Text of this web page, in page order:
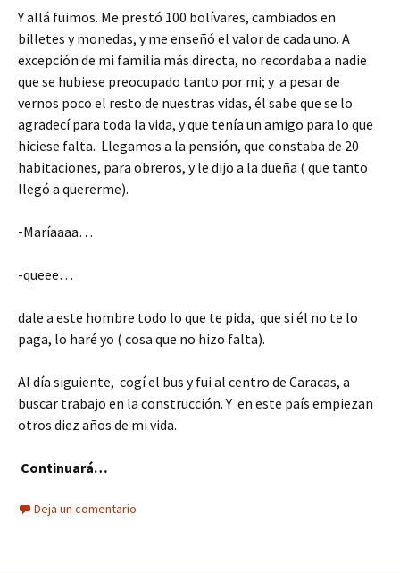
Y allá fuimos. Me prestó 100 bolívares, cambiados en
billetes y monedas, y me enseñó el valor de cada uno. A
excepción de mi familia más directa, no recordaba a nadie
que se hubiese preocupado tanto por mi; y a pesar de
vernos poco el resto de nuestras vidas, él sabe que se lo
agradecí para toda la vida, y que tenía un amigo para lo que
hiciese falta. Llegamos a la pensión, que constaba de 20
habitaciones, para obreros, y le dijo a la dueña ( que tanto
llegó a quererme).
-Maríaaaa…
-queee…
dale a este hombre todo lo que te pida, que si él no te lo
paga, lo haré yo ( cosa que no hizo falta).
Al día siguiente, cogí el bus y fui al centro de Caracas, a
buscar trabajo en la construcción. Y en este país empiezan
otros diez años de mi vida.
Continuará…
Deja un comentario